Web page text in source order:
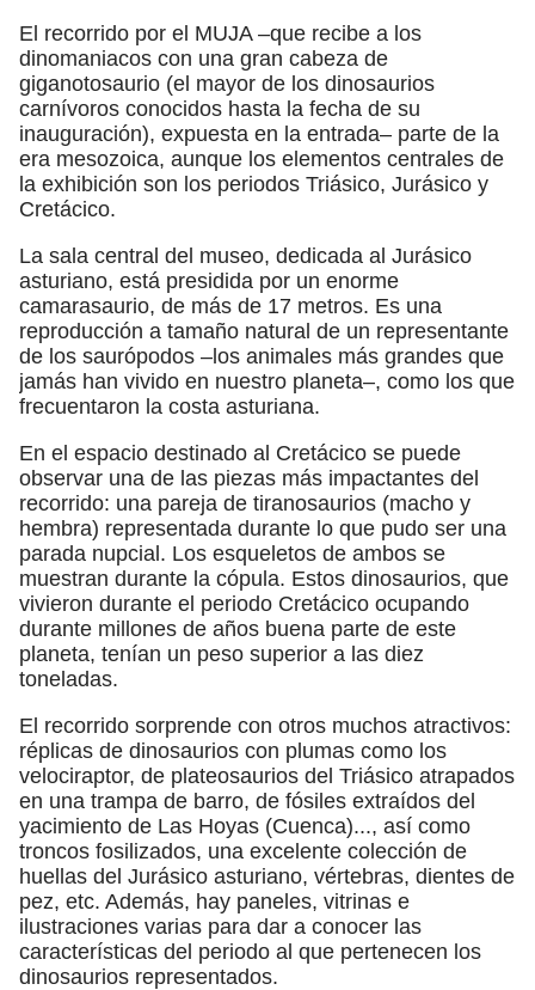
El recorrido por el MUJA –que recibe a los
dinomaniacos con una gran cabeza de
giganotosaurio (el mayor de los dinosaurios
carnívoros conocidos hasta la fecha de su
inauguración), expuesta en la entrada– parte de la
era mesozoica, aunque los elementos centrales de
la exhibición son los periodos Triásico, Jurásico y
Cretácico.
La sala central del museo, dedicada al Jurásico
asturiano, está presidida por un enorme
camarasaurio, de más de 17 metros. Es una
reproducción a tamaño natural de un representante
de los saurópodos –los animales más grandes que
jamás han vivido en nuestro planeta–, como los que
frecuentaron la costa asturiana.
En el espacio destinado al Cretácico se puede
observar una de las piezas más impactantes del
recorrido: una pareja de tiranosaurios (macho y
hembra) representada durante lo que pudo ser una
parada nupcial. Los esqueletos de ambos se
muestran durante la cópula. Estos dinosaurios, que
vivieron durante el periodo Cretácico ocupando
durante millones de años buena parte de este
planeta, tenían un peso superior a las diez
toneladas.
El recorrido sorprende con otros muchos atractivos:
réplicas de dinosaurios con plumas como los
velociraptor, de plateosaurios del Triásico atrapados
en una trampa de barro, de fósiles extraídos del
yacimiento de Las Hoyas (Cuenca)..., así como
troncos fosilizados, una excelente colección de
huellas del Jurásico asturiano, vértebras, dientes de
pez, etc. Además, hay paneles, vitrinas e
ilustraciones varias para dar a conocer las
características del periodo al que pertenecen los
dinosaurios representados.